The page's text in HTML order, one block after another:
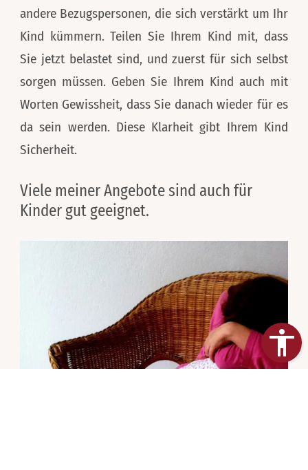
andere Bezugspersonen, die sich verstärkt um Ihr
Kind kümmern. Teilen Sie Ihrem Kind mit, dass
Sie jetzt belastet sind, und zuerst für sich selbst
sorgen müssen. Geben Sie Ihrem Kind auch mit
Worten Gewissheit, dass Sie danach wieder für es
da sein werden. Diese Klarheit gibt Ihrem Kind
Sicherheit.
Viele meiner Angebote sind auch für
Kinder gut geeignet.